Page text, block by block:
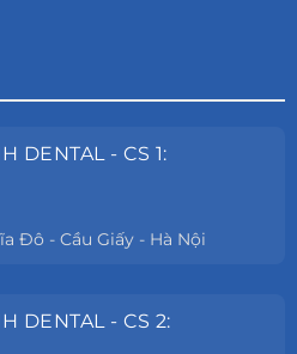
DENTAL - CS 1:
Đô - Cầu Giấy - Hà Nội
DENTAL - CS 2: